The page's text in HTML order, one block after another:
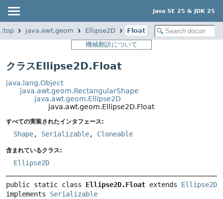
Java SE 25 & JDK 25
java.awt.geom Ellipse2D
Float
機械翻訳について
クラスEllipse2D.Float
java.lang.Object
java.awt.geom.RectangularShape
java.awt.geom.Ellipse2D
java.awt.geom.Ellipse2D.Float
すべての実装されたインタフェース:
Shape, Serializable, Cloneable
含まれているクラス:
Ellipse2D
public static class Ellipse2D.Float extends Ellipse2D
implements Serializable